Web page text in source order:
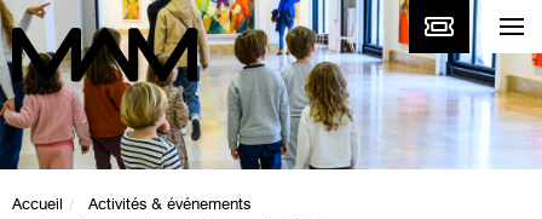
Accueil
Activités & événements